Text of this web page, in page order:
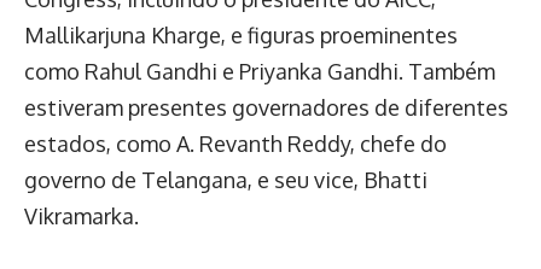
Mallikarjuna Kharge, e figuras proeminentes
como Rahul Gandhi e Priyanka Gandhi. Também
estiveram presentes governadores de diferentes
estados, como A. Revanth Reddy, chefe do
governo de Telangana, e seu vice, Bhatti
Vikramarka.